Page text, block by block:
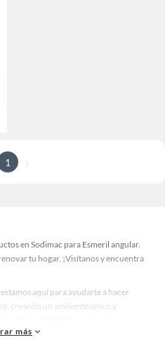
1
en Sodimac para Esmeril angular.
tu hogar. ¡Visítanos y encuentra
aquí para ayudarte a hacer
creando un ambiente único y
crear un espacio más tú.
más